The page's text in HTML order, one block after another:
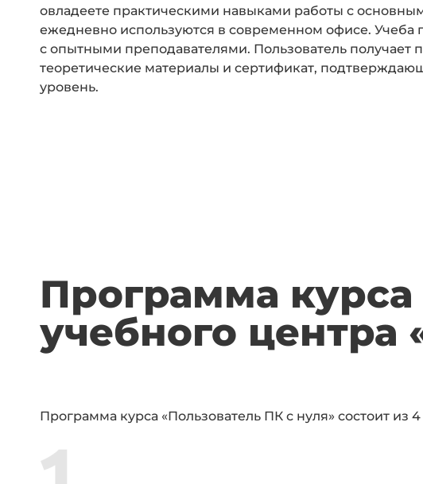
овладеете практическими навыками работы с
ежедневно используются в современном офисе. Учеба
с опытными преподавателями. Пользователь получает
теоретические материалы и сертификат,
уровень.
Программа курса
учебного центра
Программа курса «Пользователь ПК с нуля» состоит из